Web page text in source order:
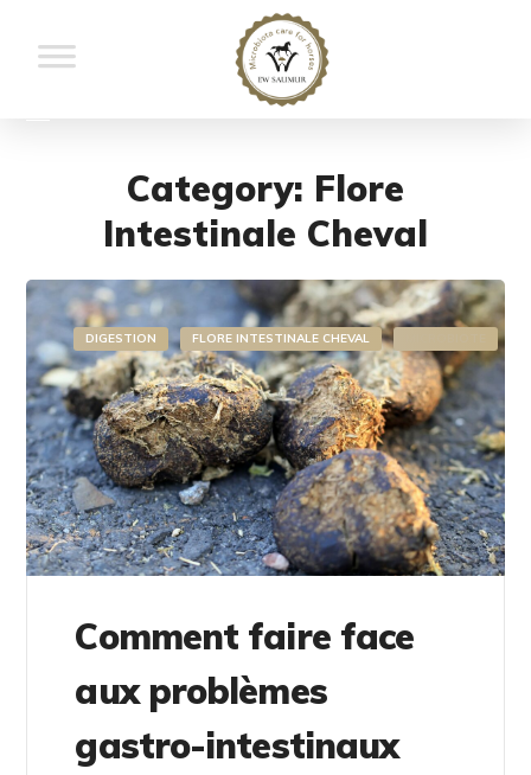
Category: Flore
Intestinale Cheval
DIGESTION FLORE INTESTINALE CHEVAL
Comment faire face
aux problèmes
gastro-intestinaux